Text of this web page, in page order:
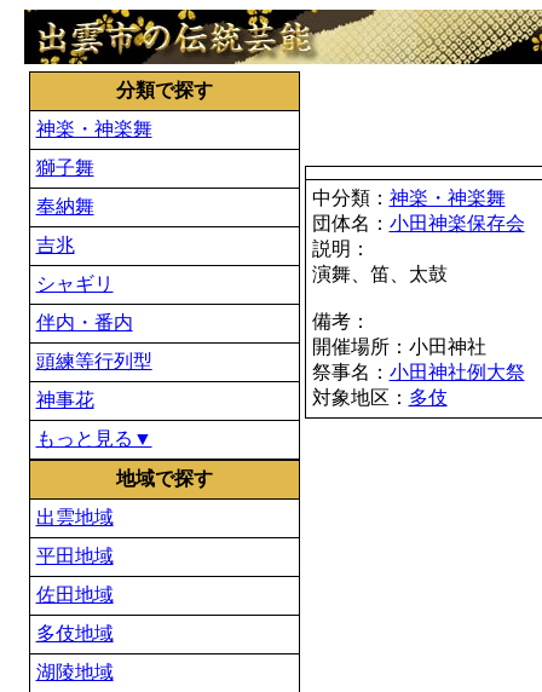
分類で探す
神楽・神楽舞
獅子舞
奉納舞
吉兆
シャギリ
伴内・番内
頭練等行列型
神事花
もっと見る▼
地域で探す
出雲地域
平田地域
佐田地域
多伎地域
湖陵地域
中分類： 神楽・神楽舞
団体名： 小田神楽保存会
説明：
演舞、笛、太鼓
備考：
開催場所：小田神社
祭事名： 小田神社例大祭
対象地区： 多伎